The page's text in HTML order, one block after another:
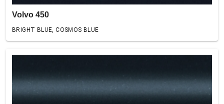
Volvo 450
BRIGHT BLUE, COSMOS BLUE